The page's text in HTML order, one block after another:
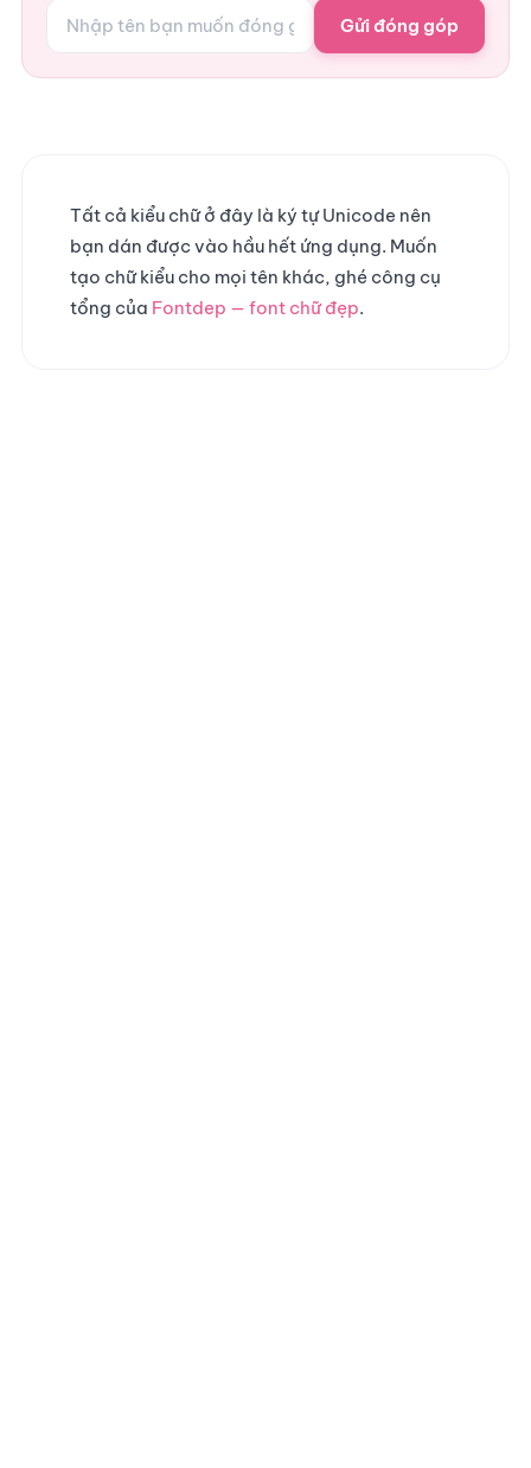
Gửi đóng góp
Tất cả kiểu chữ ở đây là ký tự Unicode nên
bạn dán được vào hầu hết ứng dụng. Muốn
tạo chữ kiểu cho mọi tên khác, ghé công cụ
tổng của Fontdep — font chữ đẹp.